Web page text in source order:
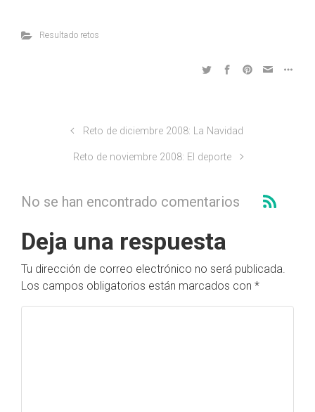
Resultado retos
Reto de diciembre 2008: La Navidad
Reto de noviembre 2008: El deporte
No se han encontrado comentarios
Deja una respuesta
Tu dirección de correo electrónico no será publicada.
Los campos obligatorios están marcados con *